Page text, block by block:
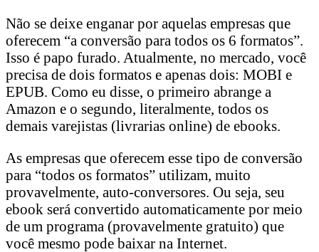
Não se deixe enganar por aquelas empresas que
oferecem “a conversão para todos os 6 formatos”.
Isso é papo furado. Atualmente, no mercado, você
precisa de dois formatos e apenas dois: MOBI e
EPUB. Como eu disse, o primeiro abrange a
Amazon e o segundo, literalmente, todos os
demais varejistas (livrarias online) de ebooks.
As empresas que oferecem esse tipo de conversão
para “todos os formatos” utilizam, muito
provavelmente, auto-conversores. Ou seja, seu
ebook será convertido automaticamente por meio
de um programa (provavelmente gratuito) que
você mesmo pode baixar na Internet.